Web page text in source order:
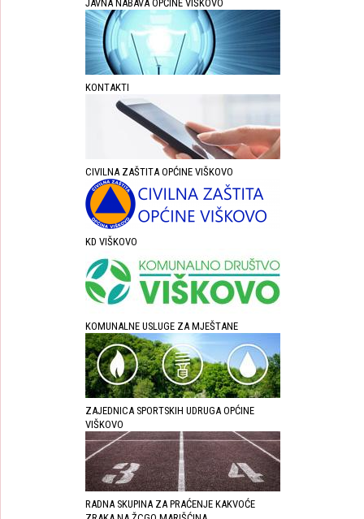
JAVNA NABAVA OPĆINE VIŠKOVO
KONTAKTI
CIVILNA ZAŠTITA OPĆINE VIŠKOVO
KD VIŠKOVO
KOMUNALNE USLUGE ZA MJEŠTANE
ZAJEDNICA SPORTSKIH UDRUGA OPĆINE
VIŠKOVO
RADNA SKUPINA ZA PRAĆENJE KAKVOĆE